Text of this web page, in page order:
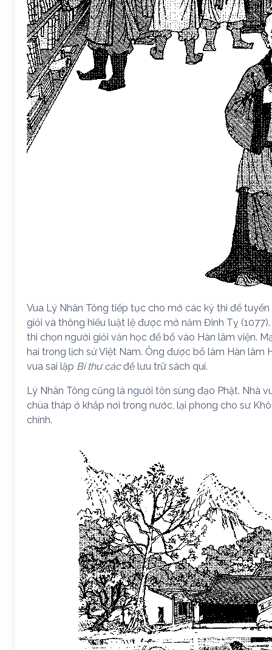
Vua Lý Nhân Tông tiếp tục cho mở các kỳ thi để
giỏi và thông hiểu luật lệ được mở năm Đinh Tỵ
thi chọn người giỏi văn học để bổ vào Hàn lâm viện.
hai trong lịch sử Việt Nam. Ông được bổ làm Hàn
vua sai lập Bí thư cácđể lưu trữ sách quí.
Lý Nhân Tông cũng là người tôn sùng đạo Phật. Nhà
chùa tháp ở khắp nơi trong nước, lại phong cho sư
chính.